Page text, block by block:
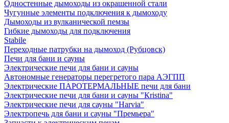
Одностенные дымоходы из окрашенной стали
Чугунные элементы подключения к дымоходу
Дымоходы из вулканической пемзы
Гибкие дымоходы для подключения
Stabile
Переходные патрубки на дымоход (Рубцовск)
Печи для бани и сауны
Электрические печи для бани и сауны
Автономные генераторы перегретого пара АЭГПП
Электрические ПАРОТЕРМАЛЬНЫЕ печи для бани
Электрические печи для бани и сауны "Кristina"
Электрические печи для сауны "Harvia"
Электропечь для бани и сауны "Премьера"